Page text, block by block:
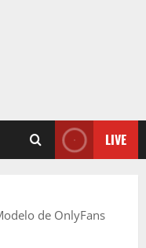
LIVE
de OnlyFans